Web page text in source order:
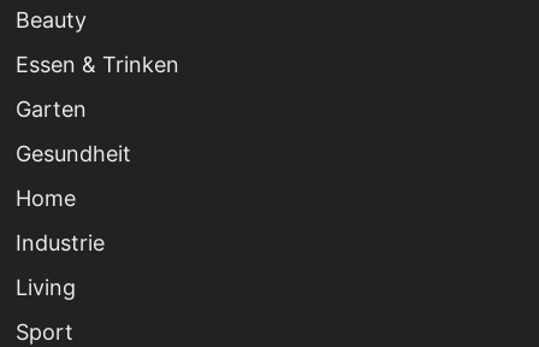
Beauty
Essen & Trinken
Garten
Gesundheit
Home
Industrie
Living
Sport